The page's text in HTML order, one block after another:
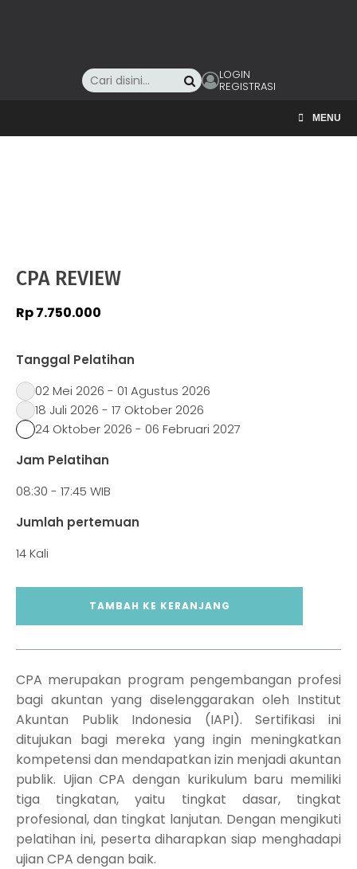
LOGIN
REGISTRASI
MENU
CPA REVIEW
Rp7.750.000
Tanggal Pelatihan
02 Mei 2026 - 01 Agustus 2026
18 Juli 2026 - 17 Oktober 2026
24 Oktober 2026 - 06 Februari 2027
Jam Pelatihan
08:30 - 17:45 WIB
Jumlah pertemuan
14 Kali
CPA
TAMBAH KE KERANJANG
CPA merupakan program pengembangan profesi
bagi akuntan yang diselenggarakan oleh Institut
Akuntan Publik Indonesia (IAPI). Sertifikasi ini
ditujukan bagi mereka yang ingin meningkatkan
kompetensi dan mendapatkan izin menjadi akuntan
publik. Ujian CPA dengan kurikulum baru memiliki
tiga tingkatan, yaitu tingkat dasar, tingkat
profesional, dan tingkat lanjutan. Dengan mengikuti
pelatihan ini, peserta diharapkan siap menghadapi
ujian CPA dengan baik.